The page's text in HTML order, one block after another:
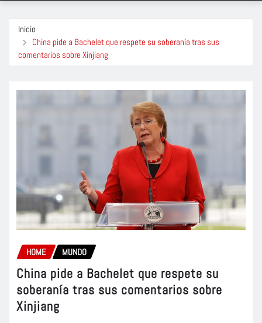
Inicio
China pide a Bachelet que respete su soberanía tras sus
comentarios sobre Xinjiang
HOME MUNDO
China pide a Bachelet que respete su
soberanía tras sus comentarios sobre
Xinjiang